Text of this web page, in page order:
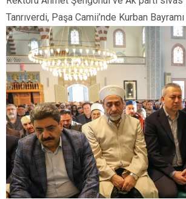
Tanrıverdi, Paşa Camii’nde Kurban